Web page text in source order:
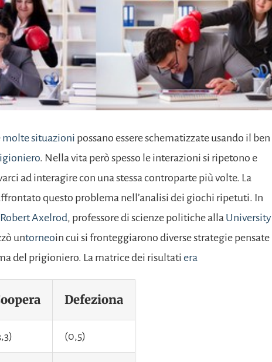
molte situazioni possano essere schematizzate usando il ben
. Nella vita però spesso le interazioni si ripetono e
ad interagire con una stessa controparte più volte. La
questo problema nell’analisi dei giochi ripetuti. In
Robert Axelrod, professore di scienze politiche alla University
untorneoin cui si fronteggiarono diverse strategie pensate
del prigioniero. La matrice dei risultati era
Defeziona
(0,5)